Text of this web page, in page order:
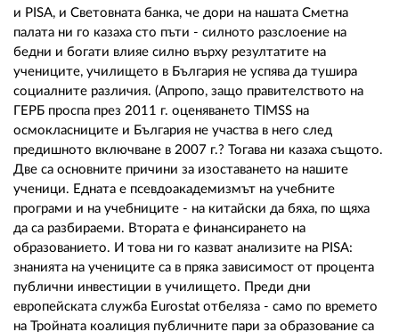
и PISA, и Световната банка, че дори на нашата Сметна
палата ни го казаха сто пъти - силното разслоение на
бедни и богати влияе силно върху резултатите на
учениците, училището в България не успява да тушира
социалните различия. (Апропо, защо правителството на
ГЕРБ проспа през 2011 г. оценяването TIMSS на
осмокласниците и България не участва в него след
предишното включване в 2007 г.? Тогава ни казаха същото.
Две са основните причини за изоставането на нашите
ученици. Едната е псевдоакадемизмът на учебните
програми и на учебниците - на китайски да бяха, по щяха
да са разбираеми. Втората е финансирането на
образованието. И това ни го казват анализите на PISA:
знанията на учениците са в пряка зависимост от процента
публични инвестиции в училището. Преди дни
европейската служба Eurostat отбеляза - само по времето
на Тройната коалиция публичните пари за образование са